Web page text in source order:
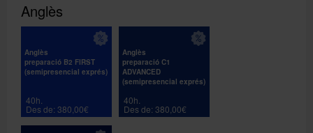
Anglès
Anglès
preparació B2 FIRST
(semipresencial exprés)
40h.
Des de: 380,00€
Anglès
preparació C1
ADVANCED
(semipresencial exprés)
40h.
Des de: 380,00€